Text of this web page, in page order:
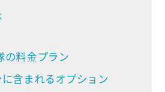
の料金プラン
含まれるオプション